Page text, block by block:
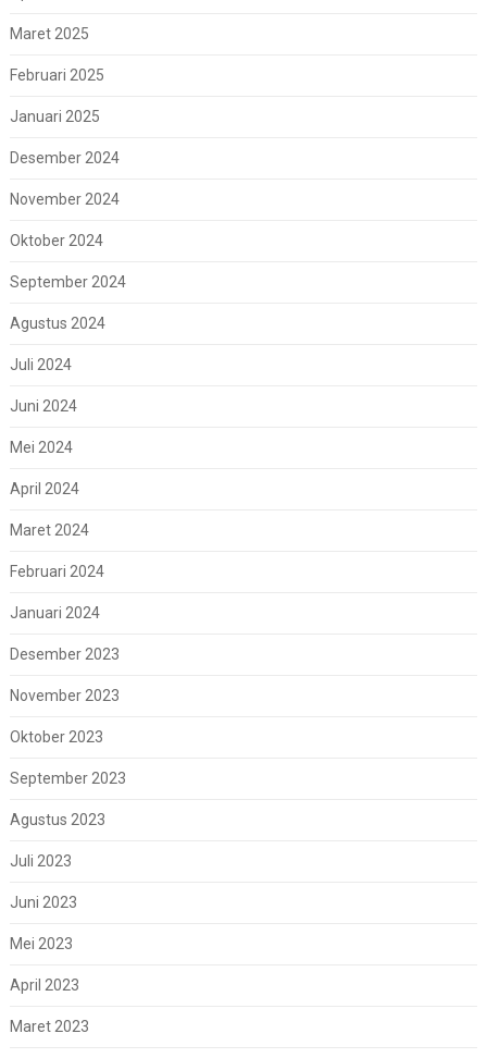
Maret 2025
Februari 2025
Januari 2025
Desember 2024
November 2024
Oktober 2024
September 2024
Agustus 2024
Juli 2024
Juni 2024
Mei 2024
April 2024
Maret 2024
Februari 2024
Januari 2024
Desember 2023
November 2023
Oktober 2023
September 2023
Agustus 2023
Juli 2023
Juni 2023
Mei 2023
April 2023
Maret 2023